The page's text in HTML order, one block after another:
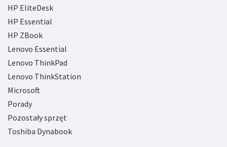
HP EliteDesk
HP Essential
HP ZBook
Lenovo Essential
Lenovo ThinkPad
Lenovo ThinkStation
Microsoft
Porady
Pozostały sprzęt
Toshiba Dynabook